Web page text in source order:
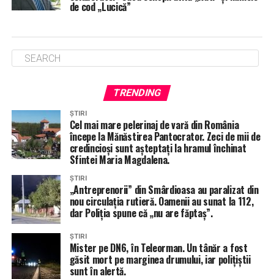
de cod „Lucică”
TRENDING
ȘTIRI
Cel mai mare pelerinaj de vară din România
începe la Mănăstirea Pantocrator. Zeci de mii de
credincioși sunt așteptați la hramul închinat
Sfintei Maria Magdalena.
ȘTIRI
„Antreprenorii” din Smârdioasa au paralizat din
nou circulația rutieră. Oamenii au sunat la 112,
dar Poliția spune că „nu are făptaș”.
ȘTIRI
Mister pe DN6, în Teleorman. Un tânăr a fost
găsit mort pe marginea drumului, iar polițiștii
sunt în alertă.